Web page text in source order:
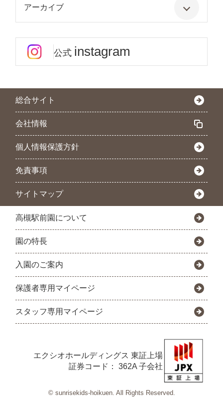
アーカイブ
公式 instagram
総合サイト
会社情報
個人情報保護方針
免責事項
サイトマップ
高槻駅前園について
園の特長
入園のご案内
保護者専用マイページ
スタッフ専用マイページ
エクシオホールディングス 東証上場
証券コード： 362A 子会社
© sunrisekids-hoikuen. All Rights Reserved.